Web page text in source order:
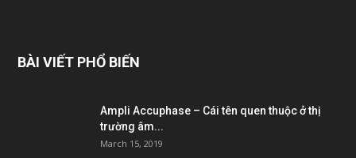
BÀI VIẾT PHỔ BIẾN
Ampli Accuphase – Cái tên quen thuộc ở thị
trường âm...
March 15, 2019